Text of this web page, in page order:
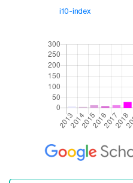
i10-index